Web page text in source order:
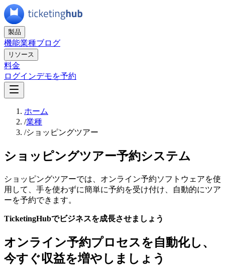
製品
機能業種ブログ
リソース
料金
ログインデモを予約
ホーム
/業種
/ショッピングツアー
ショッピングツアー予約システム
ショッピングツアーでは、オンライン予約ソフトウェアを使
用して、手を使わずに簡単に予約を受け付け、自動的にツア
ーを予約できます。
TicketingHubでビジネスを成長させましょう
オンライン予約プロセスを自動化し、
今すぐ収益を増やしましょう